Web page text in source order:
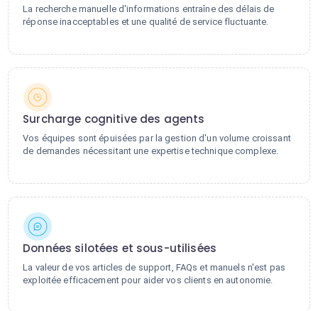
La recherche manuelle d'informations entraîne des délais de
réponse inacceptables et une qualité de service fluctuante.
Surcharge cognitive des agents
Vos équipes sont épuisées par la gestion d'un volume croissant
de demandes nécessitant une expertise technique complexe.
Données silotées et sous-utilisées
La valeur de vos articles de support, FAQs et manuels n'est pas
exploitée efficacement pour aider vos clients en autonomie.